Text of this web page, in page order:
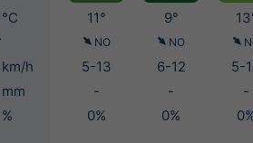
°C
11° 9°
NO NO
km/h 5-13 6-12 5-
mm
- - -
%
0% 0%